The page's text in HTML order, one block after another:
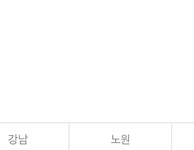
강남 노원